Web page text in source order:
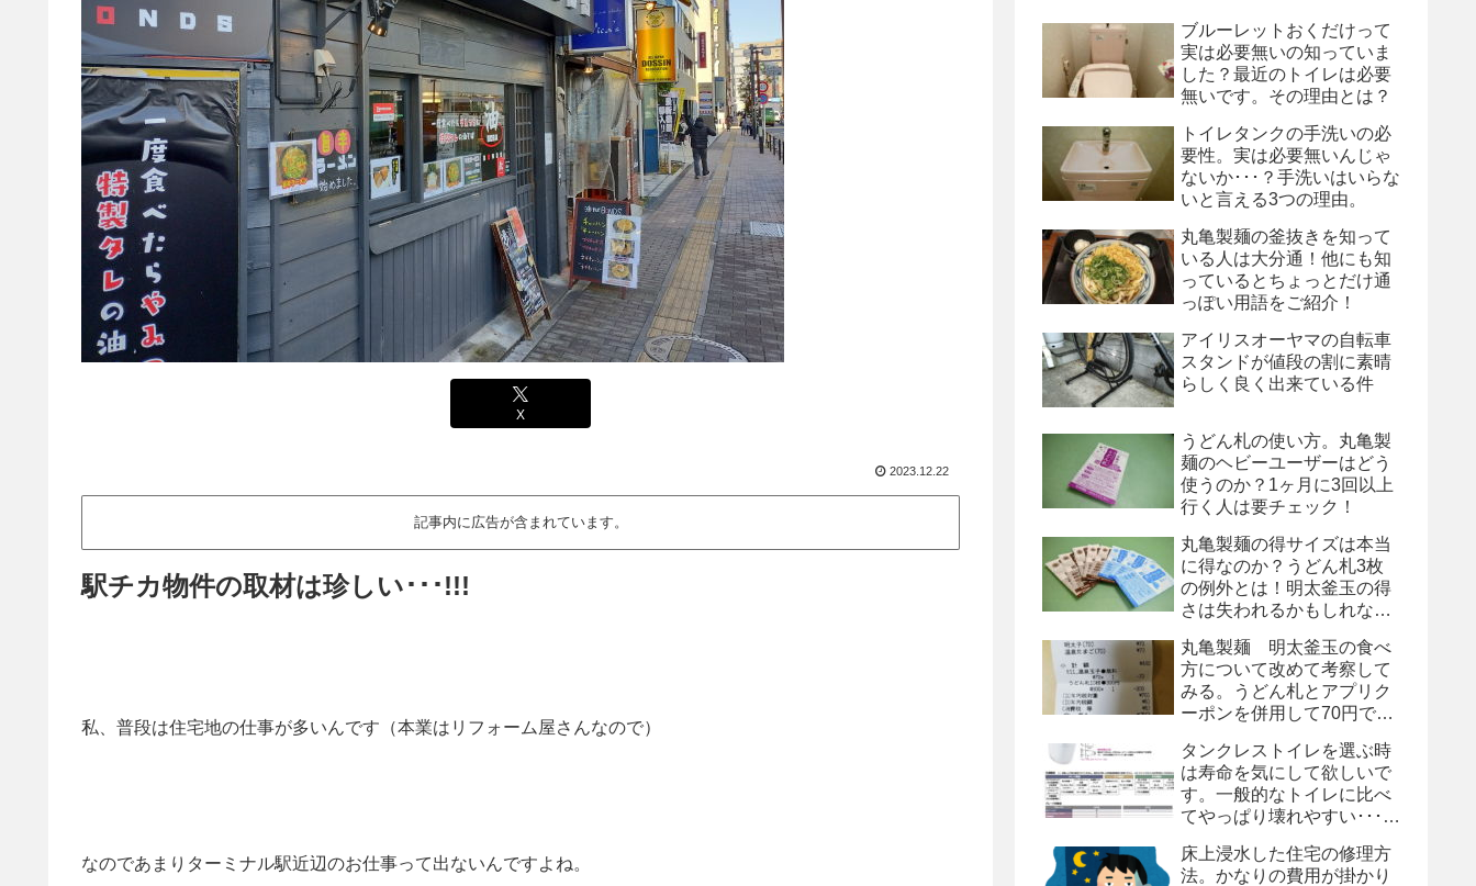
X
2023.12.22
記事内に広告が含まれています。
駅チカ物件の取材は珍しい･･･!!!
私、普段は住宅地の仕事が多いんです（本業はリフォーム屋さんなので）
なのであまりターミナル駅近辺のお仕事って出ないんですよね。
ブルーレットおくだけって
実は必要無いの知っていま
した？最近のトイレは必要
無いです。その理由とは？
トイレタンクの手洗いの必
要性。実は必要無いんじゃ
ないか･･･？手洗いはいらな
いと言える3つの理由。
丸亀製麺の釜抜きを知って
いる人は大分通！他にも知
っているとちょっとだけ通
っぽい用語をご紹介！
アイリスオーヤマの自転車
スタンドが値段の割に素晴
らしく良く出来ている件
うどん札の使い方。丸亀製
麺のヘビーユーザーはどう
使うのか？1ヶ月に3回以上
行く人は要チェック！
丸亀製麺の得サイズは本当
に得なのか？うどん札3枚
の例外とは！明太釜玉の得
さは失われるかもしれな
丸亀製麺 明太釜玉の食べ
方について改めて考察して
みる。うどん札とアプリク
ーポンを併用して70円で
タンクレストイレを選ぶ時
は寿命を気にして欲しいで
す。一般的なトイレに比べ
てやっぱり壊れやすい･･･。
よ、タンクレストイレ
床上浸水した住宅の修理方
法。かなりの費用が掛かり